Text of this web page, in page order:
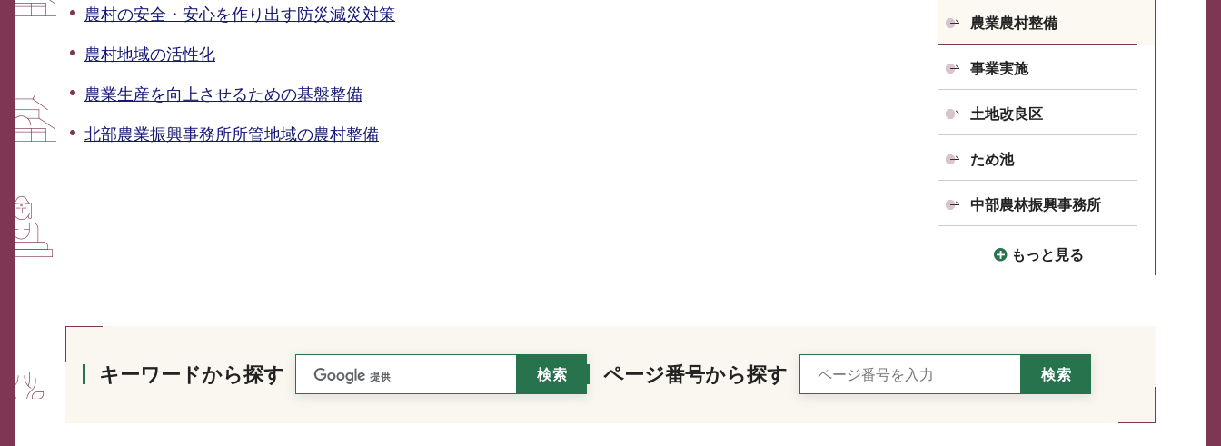
農村の安全・安心を作り出す防災減災対策
農村地域の活性化
農業生産を向上させるための基盤整備
北部農業振興事務所所管地域の農村整備
農業農村整備
事業実施
土地改良区
ため池
中部農林振興事務所
もっと見る
キーワードから探す ページ番号から探す